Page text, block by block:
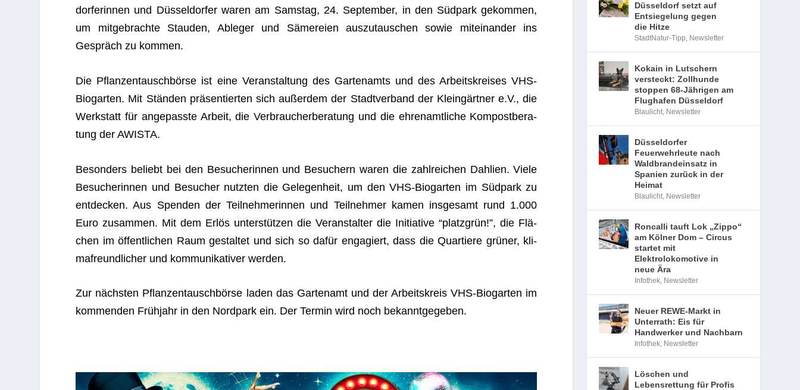
dor­fe­rin­nen und Düs­sel­dor­fer waren am Sams­tag, 24. Sep­tem­ber, in den Süd­park gekom­men,
um mit­ge­brachte Stau­den, Able­ger und Säme­reien aus­zu­tau­schen sowie mit­ein­an­der ins
Gespräch zu kommen.
Die Pflan­zen­tausch­börse ist eine Ver­an­stal­tung des Gar­ten­amts und des Arbeits­krei­ses VHS-
Bio­gar­ten. Mit Stän­den prä­sen­tier­ten sich außer­dem der Stadt­ver­band der Klein­gärt­ner e.V., die
Werk­statt für ange­passte Arbeit, die Ver­brau­cher­be­ra­tung und die ehren­amt­li­che Kom­post­be­ra­
tung der AWISTA.
Beson­ders beliebt bei den Besu­che­rin­nen und Besu­chern waren die zahl­rei­chen Dah­lien. Viele
Besu­che­rin­nen und Besu­cher nutz­ten die Gele­gen­heit, um den VHS-Bio­gar­ten im Süd­park zu
ent­de­cken. Aus Spen­den der Teil­neh­me­rin­nen und Teil­neh­mer kamen ins­ge­samt rund 1.000
Euro zusam­men. Mit dem Erlös unter­stüt­zen die Ver­an­stal­ter die Initia­tive “platz­grün!”, die Flä­
chen im öffent­li­chen Raum gestal­tet und sich so dafür enga­giert, dass die Quar­tiere grü­ner, kli­
ma­freund­li­cher und kom­mu­ni­ka­ti­ver werden.
Zur nächs­ten Pflan­zen­tausch­börse laden das Gar­ten­amt und der Arbeits­kreis VHS-Bio­gar­ten im
kom­men­den Früh­jahr in den Nord­park ein. Der Ter­min wird noch bekanntgegeben.
Düsseldorf setzt auf
Entsiegelung gegen
die Hitze
StadtNatur-Tipp, Newsletter
Kokain in Lutschern
versteckt: Zollhunde
stoppen 68-Jährigen am
Flughafen Düsseldorf
Blaulicht, Newsletter
Düsseldorfer
Feuerwehrleute nach
Waldbrandeinsatz in
Spanien zurück in der
Heimat
Blaulicht, Newsletter
Roncalli tauft Lok „Zippo“
am Kölner Dom – Circus
startet mit
Elektrolokomotive in
neue Ära
Infothek, Newsletter
Neuer REWE-Markt in
Unterrath: Eis für
Handwerker und Nachbarn
Infothek, Newsletter
Löschen und
Lebensrettung für Profis